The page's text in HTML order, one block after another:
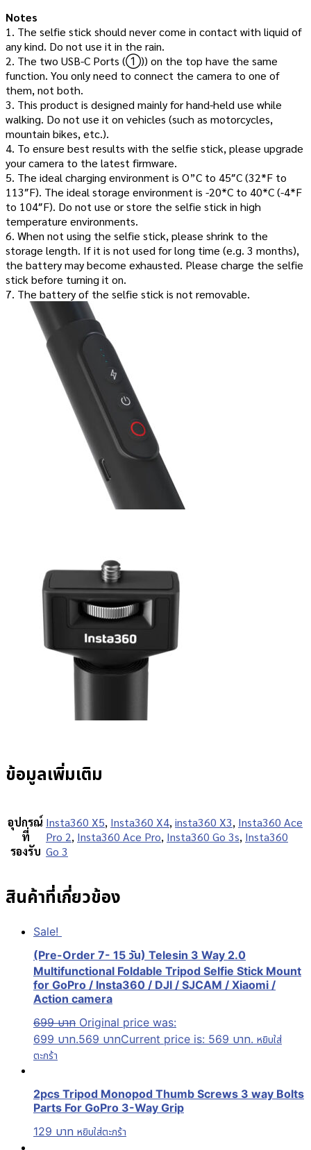
Notes
1. The selfie stick should never come in contact with liquid of
any kind. Do not use it in the rain.
2. The two USB-C Ports (①)) on the top have the same
function. You only need to connect the camera to one of
them, not both.
3. This product is designed mainly for hand-held use while
walking. Do not use it on vehicles (such as motorcycles,
mountain bikes, etc.).
4. To ensure best results with the selfie stick, please upgrade
your camera to the latest firmware.
5. The ideal charging environment is O”C to 45″C (32*F to
113″F). The ideal storage environment is -20*C to 40*C (-4*F
to 104″F). Do not use or store the selfie stick in high
temperature environments.
6. When not using the selfie stick, please shrink to the
storage length. If it is not used for long time (e.g. 3 months),
the battery may become exhausted. Please charge the selfie
stick before turning it on.
7. The battery of the selfie stick is not removable.
ข้อมูลเพิ่มเติม
อุปกรณ์
ที่
รองรับ
Insta360 X5, Insta360 X4, insta360 X3, Insta360 Ace
Pro 2, Insta360 Ace Pro, Insta360 Go 3s, Insta360
Go 3
สินค้าที่เกี่ยวข้อง
Sale!
(Pre-Order 7- 15 วัน) Telesin 3 Way 2.0
Multifunctional Foldable Tripod Selfie Stick Mount
for GoPro / Insta360 / DJI / SJCAM / Xiaomi /
Action camera
699บาท Original price was:
699 บาท.569 บาทCurrent price is: 569 บาท. หยิบใส่
ตะกร้า
2pcs Tripod Monopod Thumb Screws 3 way Bolts
Parts For GoPro 3-Way Grip
129 บาท หยิบใส่ตะกร้า